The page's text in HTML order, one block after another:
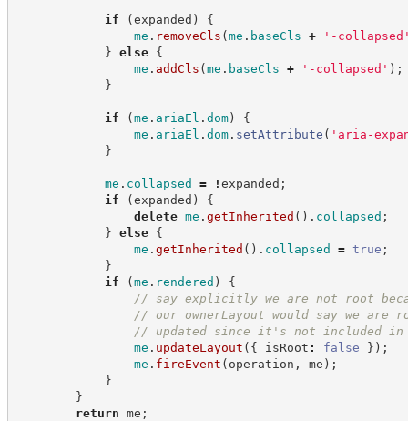
if (expanded )
{
me . removeCls (me . baseCls + ' -collapsed
} else
{
me . addCls (me . baseCls + ' -collapsed ' ) ;
}
if (me . ariaEl . dom)
{
me . ariaEl . dom. setAttribute ( ' aria-
}
me . collapsed = ! expanded ;
if
(expanded )
{
delete me . getInherited ( ) . collapsed ;
} else
{
me . getInherited ( ) . collapsed = true ;
}
if
(me . rendered )
{
// say explicitly we are not root
// our ownerLayout would say we are
// updated since it's not included in
me . updateLayout ( { isRoot : false } ) ;
me . fireEvent ( operation , me ) ;
}
}
return me ;